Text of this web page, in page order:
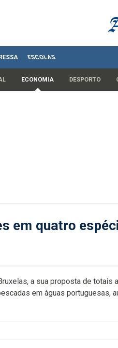
ESCOLAS
ECONOMIA DESPORTO
em quatro
a sua proposta de totais
em águas portuguesas,